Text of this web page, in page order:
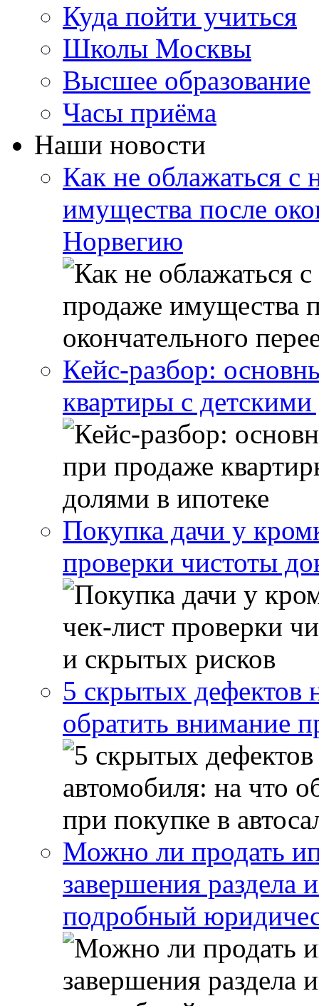
Куда пойти учиться
Школы Москвы
Высшее образование
Часы приёма
Наши новости
Как не облажаться с
имущества после
Норвегию
Кейс-разбор:
квартиры с
Покупка дачи у
проверки чистоты
5 скрытых дефектов
обратить внимание
Можно ли продать
завершения
подробный